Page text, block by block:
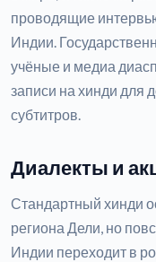
проводящие
Индии.
учёные и медиа
записи на хинди для
субтитров.
Диалекты и
Стандартный хинди
региона Дели, но
Индии переходит в